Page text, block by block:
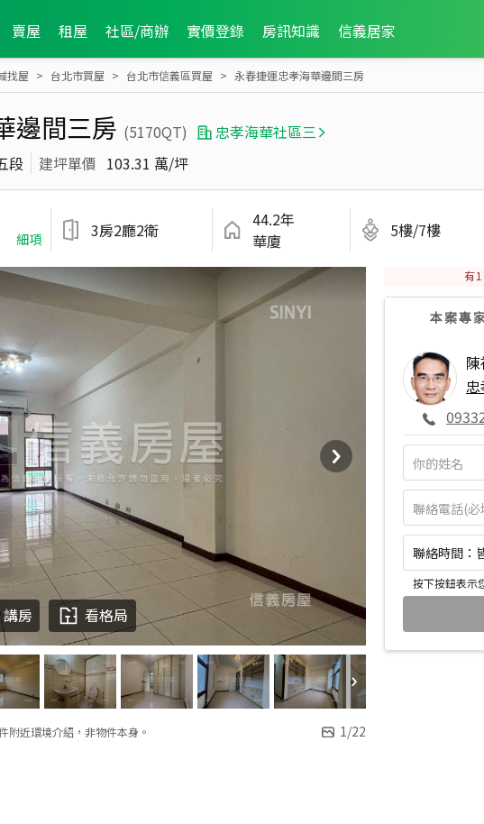
賣屋 租屋 社區/商辦 實價登錄 房訊知識 信義居家
找屋 台北市買屋 台北市信義區買屋 永春捷運忠孝海華邊間三房
邊間三房 (5170QT)
忠孝海華社區三
段 建坪單價 103.31 萬/坪
細項 3房2廳2衛
44.2年
華廈
5樓/7樓
附近環境介紹，非物件本身。 1/22
講房 看格局
有
本案專
忠
聯絡時間：
按下按鈕表示